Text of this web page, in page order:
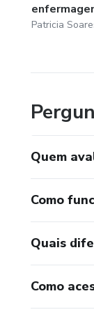
Patricia
Quem
Como
Quais
Como